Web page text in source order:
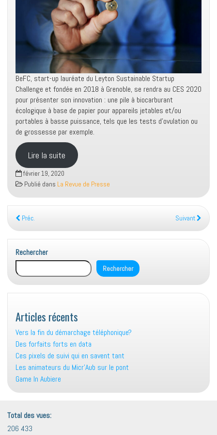
BeFC, start-up lauréate du Leyton Sustainable Startup
Challenge et fondée en 2018 à Grenoble, se rendra au CES 2020
pour présenter son innovation : une pile à biocarburant
écologique à base de papier pour appareils jetables et/ou
portables à basse puissance, tels que les tests d’ovulation ou
de grossesse par exemple.
Lire la suite
février 19, 2020
Publié dans La Revue de Presse
Préc. Suivant
Rechercher
Rechercher
Articles récents
Vers la fin du démarchage téléphonique?
Des forfaits forts en data
Ces pixels de suivi qui en savent tant
Les animateurs du Micr’Aub sur le pont
Game In Aubiere
Total des vues:
206 433